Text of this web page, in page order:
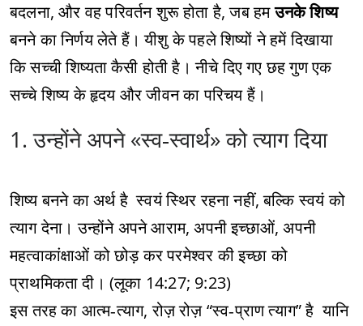
बदलना, और वह परिवर्तन शुरू होता है, जब हमउनके शिष्य
बनने का निर्णय लेते हैं। यीशु के पहले शिष्यों ने हमें दिखाया
कि सच्ची शिष्यता कैसी होती है। नीचे दिए गए छह गुण एक
सच्चे शिष्य के हृदय और जीवन का परिचय हैं।
1. उन्होंने अपने «स्व‑स्वार्थ» को त्याग दिया
शिष्य बनने का अर्थ है स्वयं स्थिर रहना नहीं, बल्कि स्वयं को
त्याग देना। उन्होंने अपने आराम, अपनी इच्छाओं, अपनी
महत्वाकांक्षाओं को छोड़ कर परमेश्वर की इच्छा को
प्राथमिकता दी। (लूका 14:27; 9:23)
इस तरह का आत्म‑त्याग, रोज़ रोज़ “स्व‑प्राण त्याग” है यानि